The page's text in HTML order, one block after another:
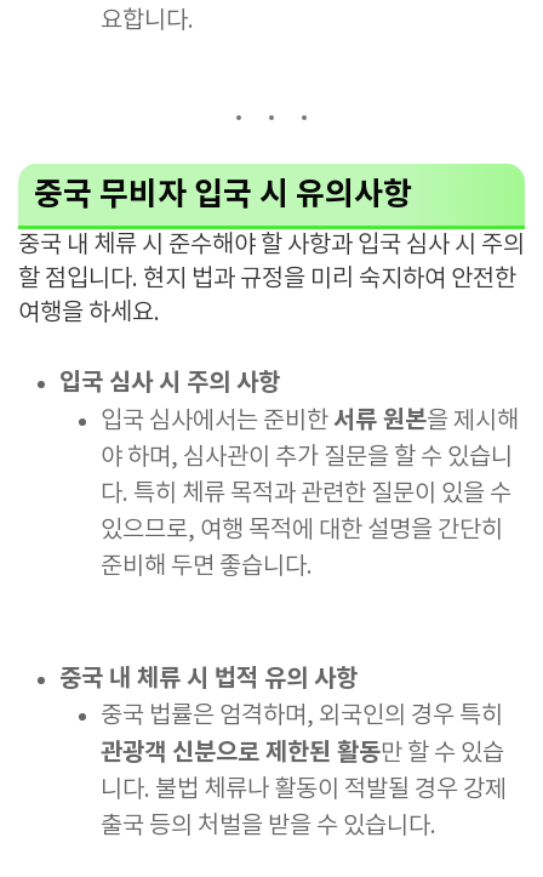
요합니다.
중국 무비자 입국 시 유의사항
중국 내 체류 시 준수해야 할 사항과 입국 심사 시 주의
할 점입니다. 현지 법과 규정을 미리 숙지하여 안전한
여행을 하세요.
입국 심사 시 주의 사항
입국 심사에서는 준비한서류 원본을 제시해
야 하며, 심사관이 추가 질문을 할 수 있습니
다. 특히 체류 목적과 관련한 질문이 있을 수
있으므로, 여행 목적에 대한 설명을 간단히
준비해 두면 좋습니다.
중국 내 체류 시 법적 유의 사항
중국 법률은 엄격하며, 외국인의 경우 특히
관광객 신분으로 제한된 활동만 할 수 있습
니다. 불법 체류나 활동이 적발될 경우 강제
출국 등의 처벌을 받을 수 있습니다.